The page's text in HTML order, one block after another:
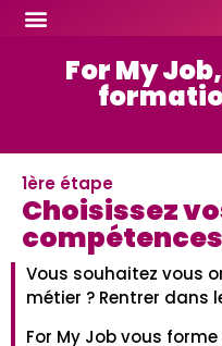
For My
1ère étape
Choisissez
Vous souhaitez vous
métier ? Rentrer dans
For My Job vous